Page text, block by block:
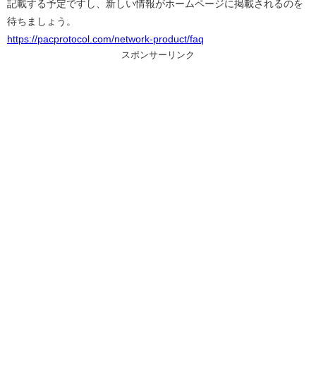
記載する予定ですし、新しい情報がホームページに掲載されるのを
待ちましょう。
https://pacprotocol.com/network-product/faq
スポンサーリンク